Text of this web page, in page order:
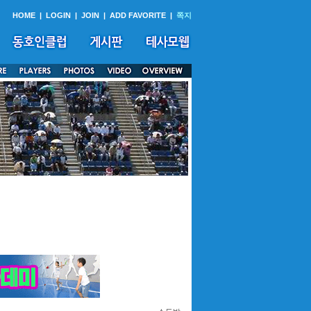
HOME | LOGIN | JOIN | ADD FAVORITE | 쪽지